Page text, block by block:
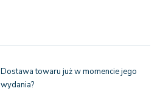
Dostawa towaru już w momencie jego
wydania?